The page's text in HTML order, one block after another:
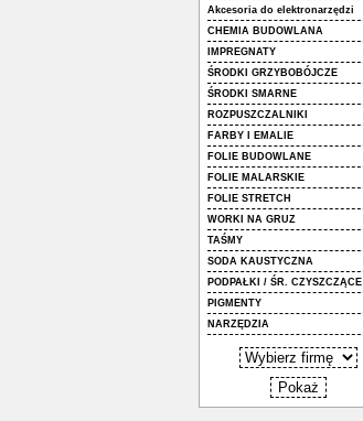
Akcesoria do elektronarzędzi
CHEMIA BUDOWLANA
IMPREGNATY
ŚRODKI GRZYBOBÓJCZE
ŚRODKI SMARNE
ROZPUSZCZALNIKI
FARBY I EMALIE
FOLIE BUDOWLANE
FOLIE MALARSKIE
FOLIE STRETCH
WORKI NA GRUZ
TAŚMY
SODA KAUSTYCZNA
PODPAŁKI / ŚR. CZYSZCZĄCE
PIGMENTY
NARZĘDZIA